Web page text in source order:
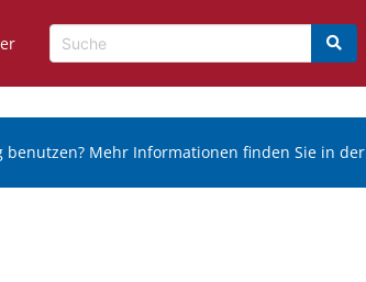
Mehr Informationen finden Sie in der